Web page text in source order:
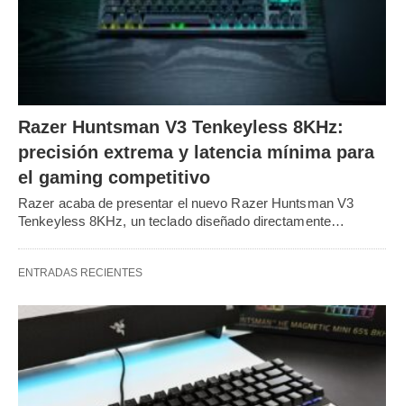
Razer Huntsman V3 Tenkeyless 8KHz:
precisión extrema y latencia mínima para
el gaming competitivo
Razer acaba de presentar el nuevo Razer Huntsman V3
Tenkeyless 8KHz, un teclado diseñado directamente…
ENTRADAS RECIENTES